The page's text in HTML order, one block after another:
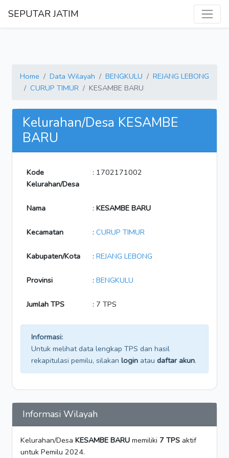
SEPUTAR JATIM
Home Data Wilayah BENGKULU
REJANG LEBONG
CURUP TIMUR
KESAMBE BARU
Kelurahan/Desa KESAMBE
BARU
Kode
Kelurahan/Desa
: 1702171002
Nama : KESAMBE BARU
Kecamatan : CURUP TIMUR
Kabupaten/Kota : REJANG LEBONG
Provinsi : BENGKULU
Jumlah TPS : 7 TPS
Informasi:
Untuk melihat data lengkap TPS dan hasil
rekapitulasi pemilu, silakan login atau daftar akun.
Informasi Wilayah
Kelurahan/Desa KESAMBE BARU memiliki 7 TPS aktif
untuk Pemilu 2024.